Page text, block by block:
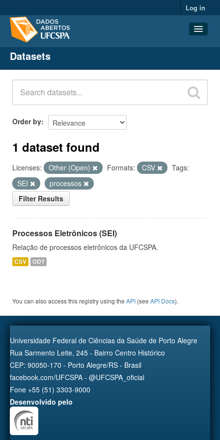
Log in
Datasets
Organizations
Groups
About
Datasets
Order by
1 dataset found
Licenses: Other (Open) Formats: CSV
Tags:
SEI
processos
Filter Results
Processos Eletrônicos (SEI)
Relação de processos eletrônicos da UFCSPA.
CSV ODT
You can also access this registry using the API (see API Docs).
Universidade Federal de Ciências da Saúde de Porto Alegre
Rua Sarmento Leite, 245 - Bairro Centro Histórico
CEP: 90050-170 - Porto Alegre/RS - Brasil
facebook.com/UFCSPA - @UFCSPA_oficial
Fone +55 (51) 3303-9000
Desenvolvido pelo